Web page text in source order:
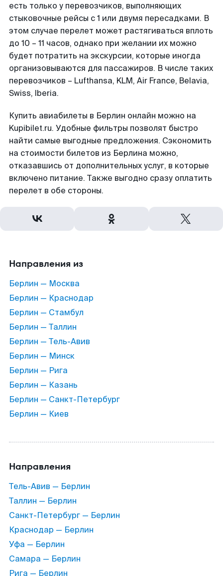
есть только у перевозчиков, выполняющих
стыковочные рейсы с 1 или двумя пересадками. В
этом случае перелет может растягиваться вплоть
до 10 – 11 часов, однако при желании их можно
будет потратить на экскурсии, которые иногда
организовываются для пассажиров. В числе таких
перевозчиков – Lufthansa, KLM, Air France, Belavia,
Swiss, Iberia.
Купить авиабилеты в Берлин онлайн можно на
Kupibilet.ru. Удобные фильтры позволят быстро
найти самые выгодные предложения. Сэкономить
на стоимости билетов из Берлина можно,
отказавшись от дополнительных услуг, в которые
включено питание. Также выгодно сразу оплатить
перелет в обе стороны.
Направления из
Берлин — Москва
Берлин — Краснодар
Берлин — Стамбул
Берлин — Таллин
Берлин — Тель-Авив
Берлин — Минск
Берлин — Рига
Берлин — Казань
Берлин — Санкт-Петербург
Берлин — Киев
Направления
Тель-Авив — Берлин
Таллин — Берлин
Санкт-Петербург — Берлин
Краснодар — Берлин
Уфа — Берлин
Самара — Берлин
Рига — Берлин